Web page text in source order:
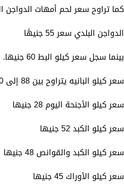
كما تراوح سعر لحم أمهات الدواجن البيضاء بين 23
الدواجن البلدي سعر 55 جنيهًا
بينما سجل سعر كيلو البط 60 جنيها.
سعر كيلو البانيه يتراوح بين 88 إلى 110 جنيهات
سعر كيلو الأجنحة اليوم 28 جنيها
سعر كيلو الكبد 52 جنيها
سعر كيلو الكبد والقوانص 48 جنيها
سعر كيلو الأوراك 45 جنيها